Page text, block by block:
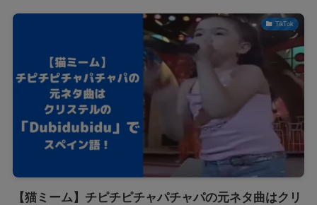
TikTok
【猫ミーム】チピチピチャパチャパの元ネタ曲はクリ